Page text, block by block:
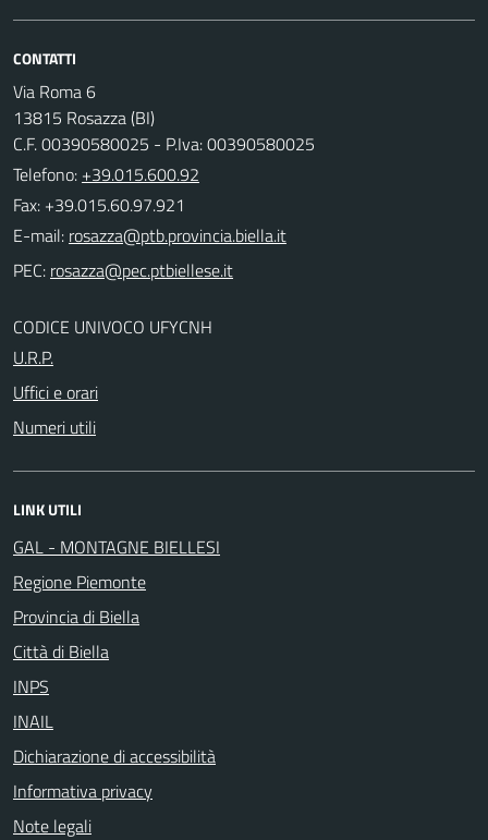
CONTATTI
Via Roma 6
13815 Rosazza (BI)
C.F. 00390580025 - P.Iva: 00390580025
Telefono: +39.015.600.92
Fax: +39.015.60.97.921
E-mail:
PEC:
CODICE UNIVOCO UFYCNH
U.R.P.
Uffici e orari
Numeri utili
LINK UTILI
GAL - MONTAGNE BIELLESI
Regione Piemonte
Provincia di Biella
Città di Biella
INPS
INAIL
Dichiarazione di accessibilità
Informativa privacy
Note legali